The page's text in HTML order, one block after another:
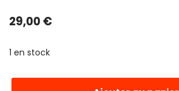
29,00€
1 en stock